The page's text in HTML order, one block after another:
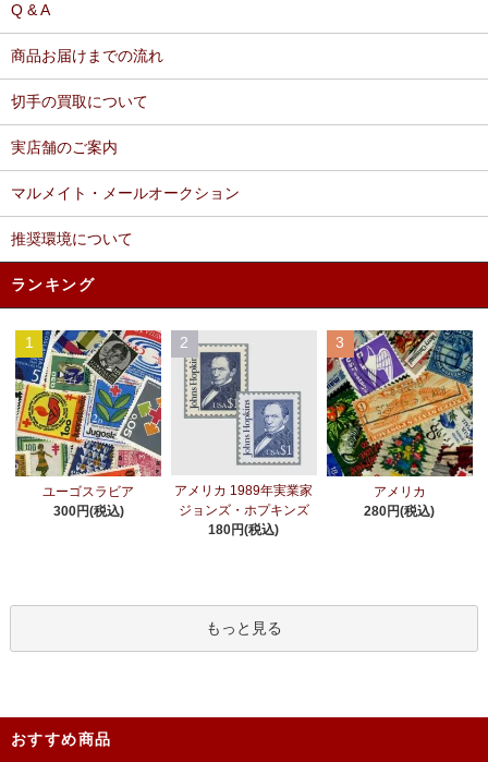
Q & A
商品お届けまでの流れ
切手の買取について
実店舗のご案内
マルメイト・メールオークション
推奨環境について
ランキング
1
ユーゴスラビア
300円(税込)
2
アメリカ 1989年実業家
ジョンズ・ホプキンズ
180円(税込)
3
アメリカ
280円(税込)
もっと見る
おすすめ商品